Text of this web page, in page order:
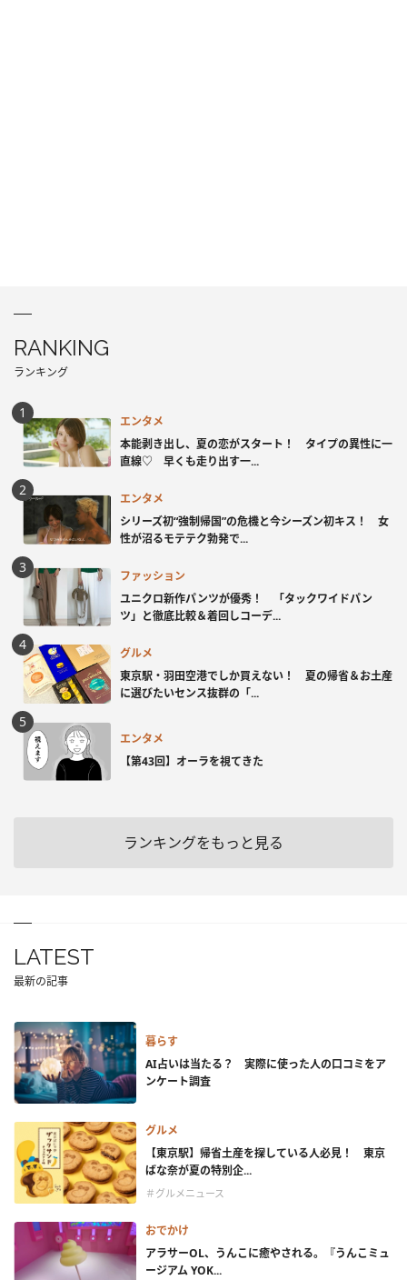
RANKING
ランキング
エンタメ
本能剥き出し、夏の恋がスタート！ タイプの異性に一
直線♡ 早くも走り出す一...
エンタメ
シリーズ初“強制帰国”の危機と今シーズン初キス！ 女
性が沼るモテテク勃発で...
ファッション
ユニクロ新作パンツが優秀！ 「タックワイドパン
ツ」と徹底比較＆着回しコーデ...
グルメ
東京駅・羽田空港でしか買えない！ 夏の帰省＆お土産
に選びたいセンス抜群の「...
エンタメ
【第43回】オーラを視てきた
ランキングをもっと見る
LATEST
最新の記事
暮らす
AI占いは当たる？ 実際に使った人の口コミをア
ンケート調査
グルメ
【東京駅】帰省土産を探している人必見！ 東京
ばな奈が夏の特別企...
＃グルメニュース
おでかけ
アラサーOL、うんこに癒やされる。『うんこミュ
ージアム YOK...